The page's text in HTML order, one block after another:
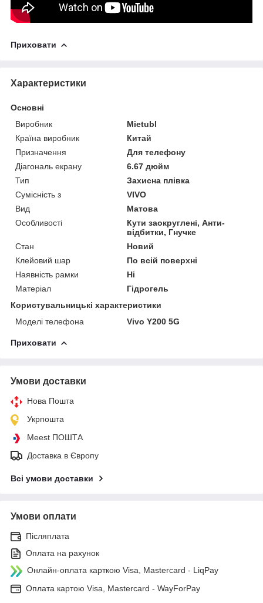
Приховати
Характеристики
Основні
Виробник
Mietubl
Країна виробник
Китай
Призначення
Для телефону
Діагональ екрану
6.67 дюйм
Тип
Захисна плівка
Сумісність з
VIVO
Вид
Матова
Особливості
Кути заокруглені, Анти-
відбитки, Гнучке
Стан
Новий
Клейовий шар
По всій поверхні
Наявність рамки
Ні
Матеріал
Гідрогель
Користувальницькі характеристики
Моделі телефона
Vivo Y200 5G
Приховати
Умови доставки
Нова Пошта
Укрпошта
Meest ПОШТА
Доставка в Європу
Всі умови доставки
Умови оплати
Післяплата
Оплата на рахунок
Онлайн-оплата карткою Visa, Mastercard - LiqPay
Оплата картою Visa, Mastercard - WayForPay